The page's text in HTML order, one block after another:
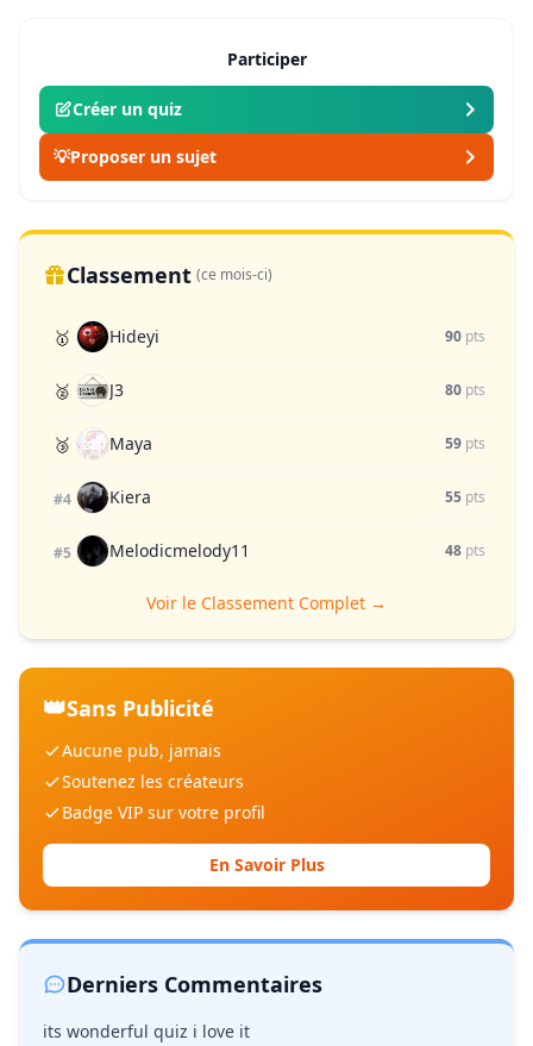
Participer
Créer un quiz
💡Proposer un sujet
Classement (ce mois-ci)
🥇 Hideyi 90 pts
🥈 J3 80 pts
🥉 Maya 59 pts
#4 Kiera 55 pts
#5 Melodicmelody11 48 pts
Voir le Classement Complet →
👑Sans Publicité
Aucune pub, jamais
Soutenez les créateurs
Badge VIP sur votre profil
En Savoir Plus
Derniers Commentaires
its wonderful quiz i love it